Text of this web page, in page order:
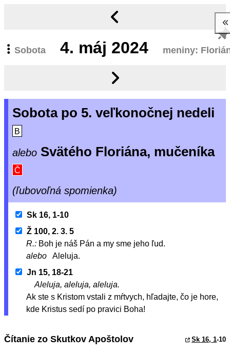
Sobota 4. máj 2024 meniny:
Sobota po 5. veľkonočnej nedeli
B
alebo Svätého Floriána, mučeníka
Č
(ľubovoľná spomienka)
Sk 16, 1-10
Ž 100, 2. 3. 5
R.: Boh je náš Pán a my sme jeho ľud.
alebo
Aleluja.
Jn 15, 18-21
Aleluja, aleluja, aleluja.
Ak ste s Kristom vstali z mŕtvych, hľadajte, čo je hore,
kde Kristus sedí po pravici Boha!
Čítanie zo Skutkov Apoštolov Sk 16, 1-10